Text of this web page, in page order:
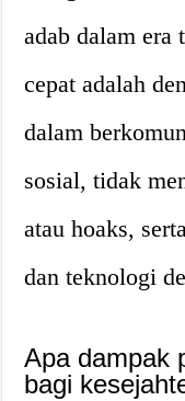
adab dalam era
cepat adalah
dalam
sosial, tidak
atau hoaks,
dan teknologi
Apa dampak
bagi